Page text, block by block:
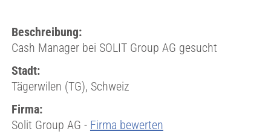
Beschreibung:
Cash Manager bei SOLIT Group AG gesucht
Stadt:
Tägerwilen (TG), Schweiz
Firma:
Solit Group AG - Firma bewerten